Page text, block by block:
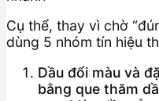
Cụ thể, thay vì chờ
dùng 5 nhóm tín hiệu
Dầu đổi màu và
bằng que thăm